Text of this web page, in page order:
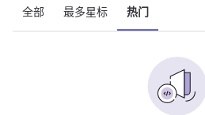
全部 最多星标 热门